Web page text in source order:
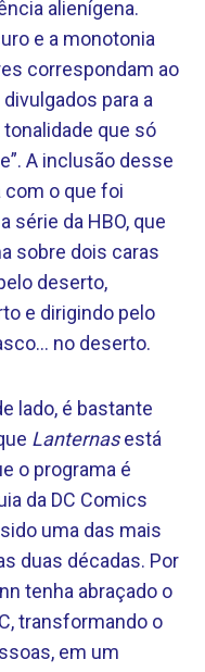
alienígena.
e a monotonia
correspondam ao
para a
que só
A inclusão desse
com o que foi
série da HBO, que
sobre dois caras
deserto,
e dirigindo pelo
no deserto.
lado, é bastante
Lanternasestá
o programa é
da DC Comics
uma das mais
duas décadas. Por
tenha abraçado o
transformando o
em um